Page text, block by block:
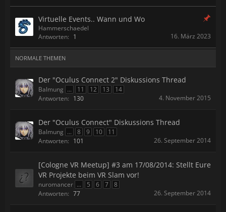
Virtuelle Events.. Wann und Wo
Hammerschaedel
Antworten: 1 16. März 2023
NORMALE THEMEN
Der "Oculus Connect 2" Diskussions Thread
Balmung ... 11 12 13
14
Antworten: 130 4. November 2015
Der "Oculus Connect" Diskussions Thread
Balmung ... 8 9 10
11
Antworten: 101 26. September 2014
[Cologne VR Meetup] #3 am 17/08/2014: Stellt Eure
VR Projekte beim VR Slam vor!
nuromancer ... 5 6 7
8
Antworten: 77 26. September 2014